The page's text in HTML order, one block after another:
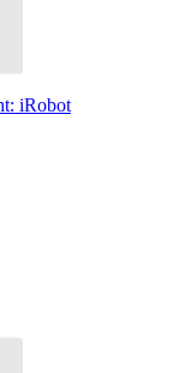
iRobot